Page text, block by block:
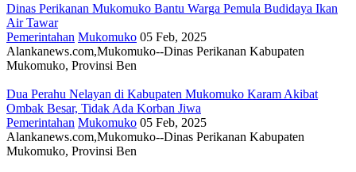
Dinas Perikanan Mukomuko Bantu Warga Pemula Budidaya Ikan
Air Tawar
Pemerintahan Mukomuko 05 Feb, 2025
Alankanews.com,Mukomuko--Dinas Perikanan Kabupaten
Mukomuko, Provinsi Ben
Dua Perahu Nelayan di Kabupaten Mukomuko Karam Akibat
Ombak Besar, Tidak Ada Korban Jiwa
Pemerintahan Mukomuko 05 Feb, 2025
Alankanews.com,Mukomuko--Dinas Perikanan Kabupaten
Mukomuko, Provinsi Ben